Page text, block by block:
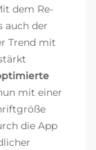
dem Re-
auch der
Trend mit
mit einer
die App